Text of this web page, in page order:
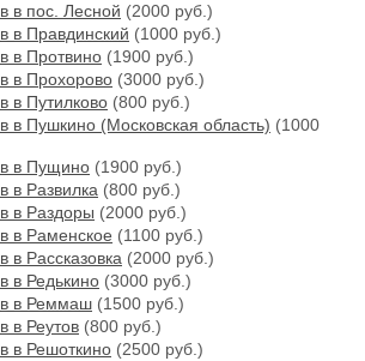
в пос. Лесной (2000 руб.)
в Правдинский (1000 руб.)
в Протвино (1900 руб.)
в Прохорово (3000 руб.)
в Путилково (800 руб.)
в Пушкино (Московская область) (1000
в Пущино (1900 руб.)
в Развилка (800 руб.)
в Раздоры (2000 руб.)
в Раменское (1100 руб.)
в Рассказовка (2000 руб.)
в Редькино (3000 руб.)
в Реммаш (1500 руб.)
в Реутов (800 руб.)
в Решоткино (2500 руб.)